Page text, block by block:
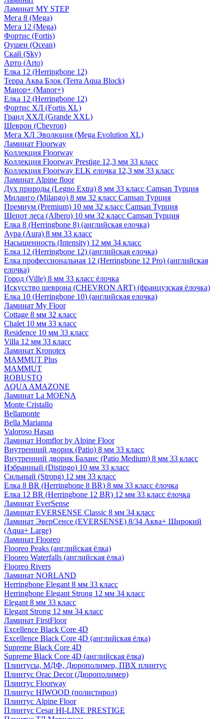
Ламинат MY STEP
Мега 8 (Mega)
Мега 12 (Mega)
Фортис (Fortis)
Оушен (Ocean)
Скай (Sky)
Арто (Arto)
Елка 12 (Herringbone 12)
Терра Аква Блок (Terra Aqua Block)
Манор+ (Manor+)
Елка 12 (Herringbone 12)
Фортис ХЛ (Fortis XL)
Гранд ХХЛ (Grande XXL)
Шеврон (Chevron)
Мега ХЛ Эволюция (Mega Evolution XL)
Ламинат Floorway
Коллекция Floorway
Коллекция Floorway Prestige 12,3 мм 33 класс
Коллекция Floorway ELK елочка 12,3 мм 33 класс
Ламинат Alpine floor
Дух природы (Legno Extra) 8 мм 33 класс Camsan Турция
Миланго (Milango) 8 мм 32 класс Camsan Турция
Премиум (Premium) 10 мм 32 класс Camsan Турция
Шепот леса (Albero) 10 мм 32 класс Camsan Турция
Елка 8 (Herringbone 8) (английская елочка)
Аура (Aura) 8 мм 33 класс
Насыщенность (Intensity) 12 мм 34 класс
Елка 12 (Herringbone 12) (английская елочка)
Елка профессиональная 12 (Herringbone 12 Pro) (английская
елочка)
Город (Ville) 8 мм 33 класс ёлочка
Искусство шеврона (CHEVRON ART) (французская ёлочка)
Елка 10 (Herringbone 10) (английская елочка)
Ламинат My Floor
Cottage 8 мм 32 класс
Chalet 10 мм 33 класс
Residence 10 мм 33 класс
Villa 12 мм 33 класс
Ламинат Kronotex
MAMMUT Plus
MAMMUT
ROBUSTO
AQUA AMAZONE
Ламинат La MOENA
Monte Cristallo
Bellamonte
Bella Marianna
Valoroso Hasan
Ламинат Homflor by Alpine Floor
Внутренний дворик (Patio) 8 мм 33 класс
Внутренний дворик Баланс (Patio Medium) 8 мм 33 класс
Избранный (Distingo) 10 мм 33 класс
Сильный (Strong) 12 мм 33 класс
Елка 8 BR (Herringbone 8 BR) 8 мм 33 класс ёлочка
Елка 12 BR (Herringbone 12 BR) 12 мм 33 класс ёлочка
Ламинат EverSense
Ламинат EVERSENSE Classic 8 мм 34 класс
Ламинат ЭверСенсе (EVERSENSE) 8/34 Аква+ Широкий
(Aqua+ Large)
Ламинат Flooreo
Flooreo Peaks (английская ёлка)
Flooreo Waterfalls (английская ёлка)
Flooreo Rivers
Ламинат NORLAND
Herringbone Elegant 8 мм 33 класс
Herringbone Elegant Strong 12 мм 34 класс
Elegant 8 мм 33 класс
Elegant Strong 12 мм 34 класс
Ламинат FirstFloor
Excellence Black Core 4D
Excellence Black Core 4D (английская ёлка)
Supreme Black Core 4D
Supreme Black Core 4D (английская ёлка)
Плинтусы, МДФ, Дюрополимер, ПВХ плинтус
Плинтус Orac Decor (Дюрополимер)
Плинтус Floorway
Плинтус HIWOOD (полистирол)
Плинтус Alpine Floor
Плинтус Cesar HI-LINE PRESTIGE